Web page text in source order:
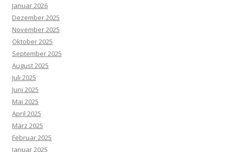
Januar 2026
Dezember 2025
November 2025
Oktober 2025
September 2025
August 2025
Juli 2025
Juni 2025
Mai 2025
April 2025
März 2025
Februar 2025
Januar 2025